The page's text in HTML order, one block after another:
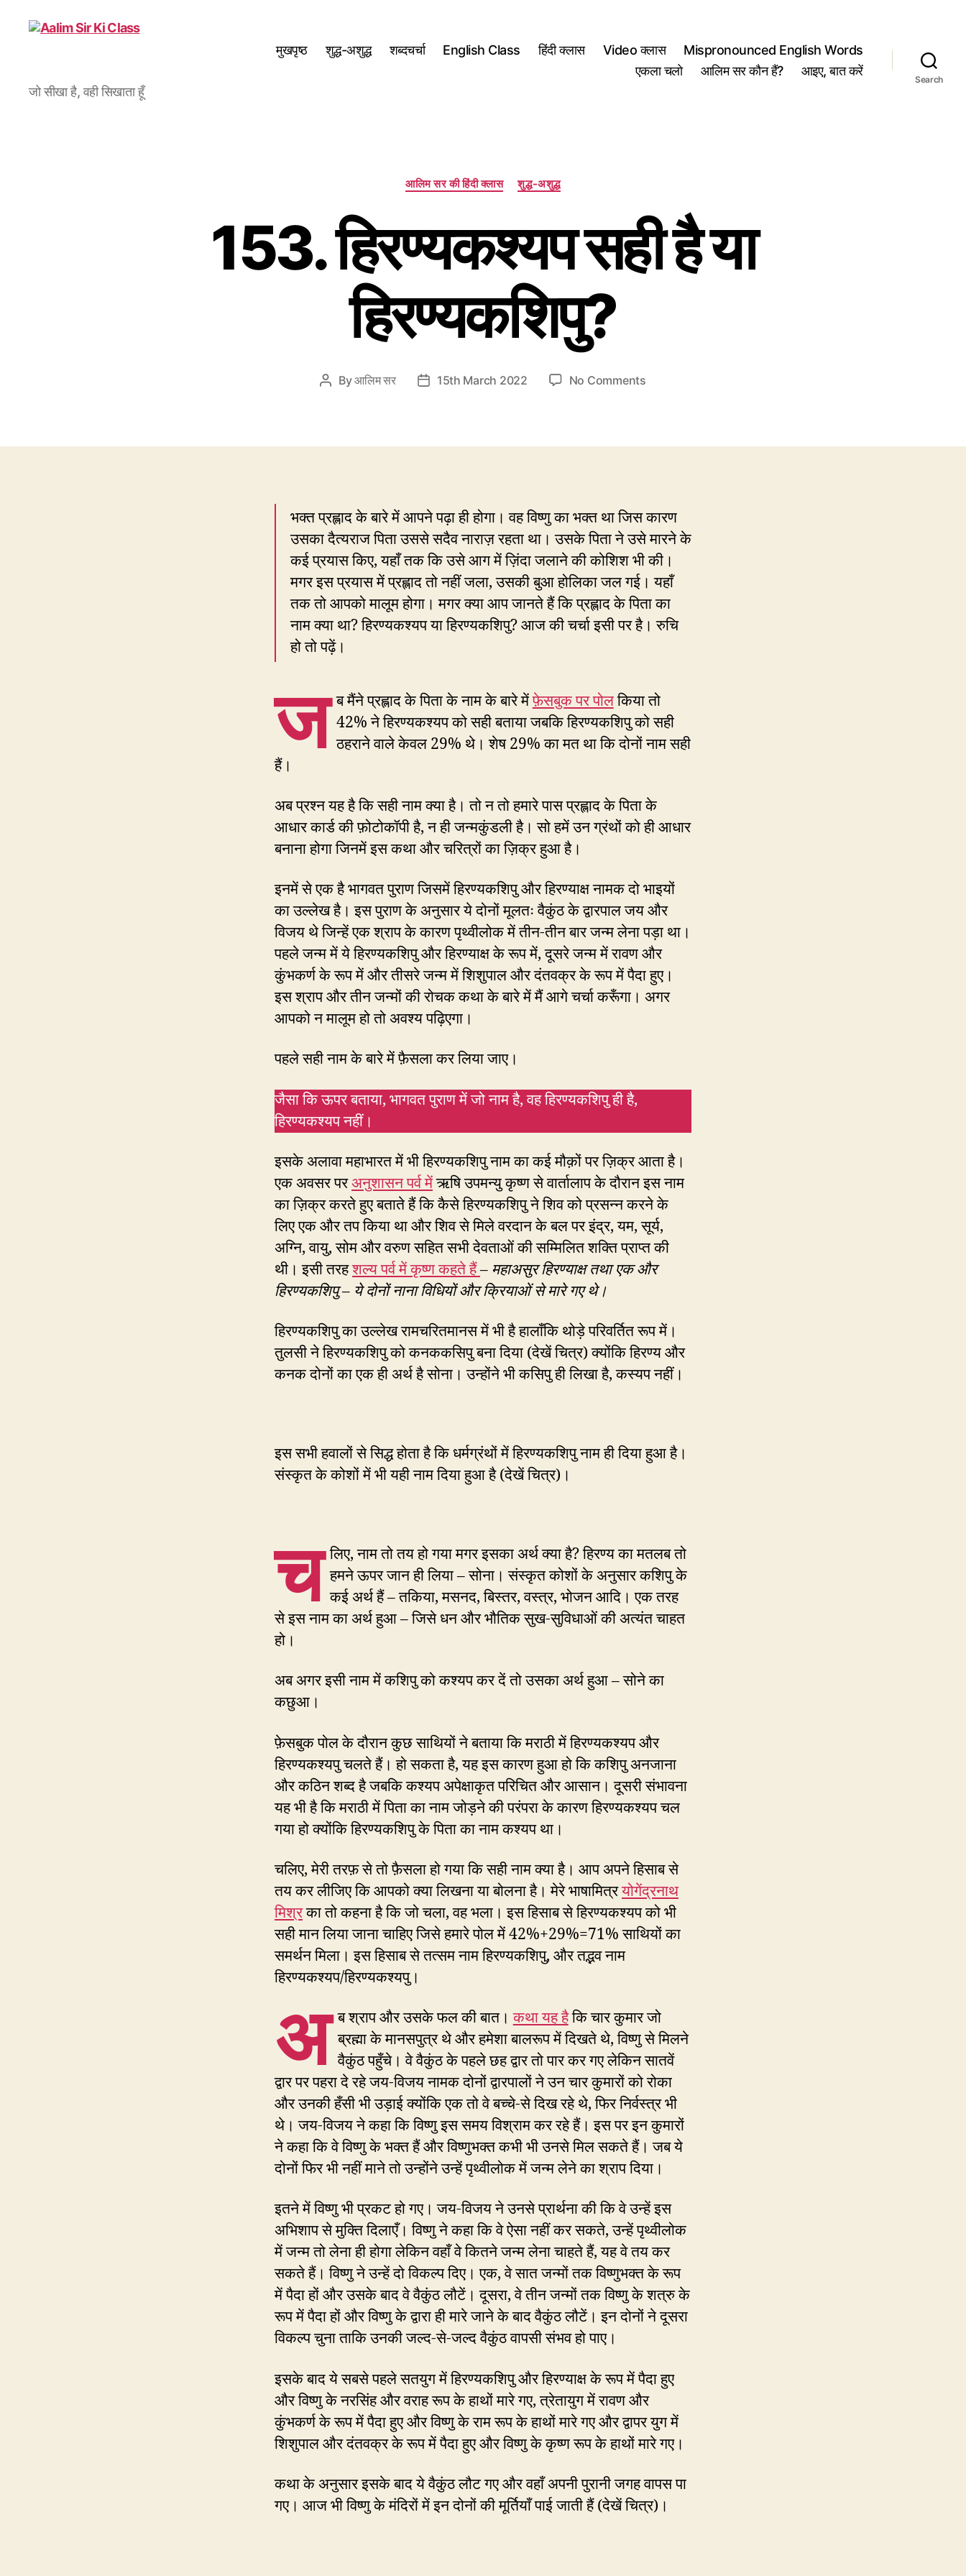
Aalim
Sir
जो सीखा है, वही सिखाता हूँ
मुखपृष्ठ शुद्ध-अशुद्ध शब्दचर्चा English Class हिंदी क्लास Video क्लास
Mispronounced English Words
एकला चलो
आलिम सर कौन हैं? आइए, बात करें
Search
Categories
आलिम सर की हिंदी क्लास शुद्ध-अशुद्ध
153. हिरण्यकश्यप सही है या
हिरण्यकशिपु?
Post
Byआलिम सर
Post15th March 2022 No Commentson
है
भक्त प्रह्लाद के बारे में आपने पढ़ा ही होगा। वह विष्णु का भक्त था जिस कारण
उसका दैत्यराज पिता उससे सदैव नाराज़ रहता था। उसके पिता ने उसे मारने के
कई प्रयास किए, यहाँ तक कि उसे आग में ज़िंदा जलाने की कोशिश भी की।
मगर इस प्रयास में प्रह्लाद तो नहीं जला, उसकी बुआ होलिका जल गई। यहाँ
तक तो आपको मालूम होगा। मगर क्या आप जानते हैं कि प्रह्लाद के पिता का
नाम क्या था? हिरण्यकश्यप या हिरण्यकशिपु? आज की चर्चा इसी पर है। रुचि
हो तो पढ़ें।
ज ब मैंने प्रह्लाद के पिता के नाम के बारे मेंफ़ेसबुक पर पोलकिया तो
42% ने हिरण्यकश्यप को सही बताया जबकि हिरण्यकशिपु को सही
ठहराने वाले केवल 29% थे। शेष 29% का मत था कि दोनों नाम सही
हैं।
अब प्रश्न यह है कि सही नाम क्या है। तो न तो हमारे पास प्रह्लाद के पिता के
आधार कार्ड की फ़ोटोकॉपी है, न ही जन्मकुंडली है। सो हमें उन ग्रंथों को ही आधार
बनाना होगा जिनमें इस कथा और चरित्रों का ज़िक्र हुआ है।
इनमें से एक है भागवत पुराण जिसमें हिरण्यकशिपु और हिरण्याक्ष नामक दो भाइयों
का उल्लेख है। इस पुराण के अनुसार ये दोनों मूलतः वैकुंठ के द्वारपाल जय और
विजय थे जिन्हें एक श्राप के कारण पृथ्वीलोक में तीन-तीन बार जन्म लेना पड़ा था।
पहले जन्म में ये हिरण्यकशिपु और हिरण्याक्ष के रूप में, दूसरे जन्म में रावण और
कुंभकर्ण के रूप में और तीसरे जन्म में शिशुपाल और दंतवक्र के रूप में पैदा हुए।
इस श्राप और तीन जन्मों की रोचक कथा के बारे में मैं आगे चर्चा करूँगा। अगर
आपको न मालूम हो तो अवश्य पढ़िएगा।
पहले सही नाम के बारे में फ़ैसला कर लिया जाए।
जैसा कि ऊपर बताया, भागवत पुराण में जो नाम है, वह हिरण्यकशिपु ही है,
हिरण्यकश्यप नहीं।
इसके अलावा महाभारत में भी हिरण्यकशिपु नाम का कई मौक़ों पर ज़िक्र आता है।
एक अवसर परअनुशासन पर्व मेंऋषि उपमन्यु कृष्ण से वार्तालाप के दौरान इस नाम
का ज़िक्र करते हुए बताते हैं कि कैसे हिरण्यकशिपु ने शिव को प्रसन्न करने के
लिए एक और तप किया था और शिव से मिले वरदान के बल पर इंद्र, यम, सूर्य,
अग्नि, वायु, सोम और वरुण सहित सभी देवताओं की सम्मिलित शक्ति प्राप्त की
थी। इसी तरहशल्य पर्व में कृष्ण कहते हैं– महाअसुर हिरण्याक्ष तथा एक और
हिरण्यकशिपु – ये दोनों नाना विधियों और क्रियाओं से मारे गए थे।
हिरण्यकशिपु का उल्लेख रामचरितमानस में भी है हालाँकि थोड़े परिवर्तित रूप में।
तुलसी ने हिरण्यकशिपु को कनककसिपु बना दिया (देखें चित्र) क्योंकि हिरण्य और
कनक दोनों का एक ही अर्थ है सोना। उन्होंने भी कसिपु ही लिखा है, कस्यप नहीं।
इस सभी हवालों से सिद्ध होता है कि धर्मग्रंथों में हिरण्यकशिपु नाम ही दिया हुआ है।
संस्कृत के कोशों में भी यही नाम दिया हुआ है (देखें चित्र)।
च लिए, नाम तो तय हो गया मगर इसका अर्थ क्या है? हिरण्य का मतलब तो
हमने ऊपर जान ही लिया – सोना। संस्कृत कोशों के अनुसार कशिपु के
कई अर्थ हैं – तकिया, मसनद, बिस्तर, वस्त्र, भोजन आदि। एक तरह
से इस नाम का अर्थ हुआ – जिसे धन और भौतिक सुख-सुविधाओं की अत्यंत चाहत
हो।
अब अगर इसी नाम में कशिपु को कश्यप कर दें तो उसका अर्थ हुआ – सोने का
कछुआ।
फ़ेसबुक पोल के दौरान कुछ साथियों ने बताया कि मराठी में हिरण्यकश्यप और
हिरण्यकश्यपु चलते हैं। हो सकता है, यह इस कारण हुआ हो कि कशिपु अनजाना
और कठिन शब्द है जबकि कश्यप अपेक्षाकृत परिचित और आसान। दूसरी संभावना
यह भी है कि मराठी में पिता का नाम जोड़ने की परंपरा के कारण हिरण्यकश्यप चल
गया हो क्योंकि हिरण्यकशिपु के पिता का नाम कश्यप था।
चलिए, मेरी तरफ़ से तो फ़ैसला हो गया कि सही नाम क्या है। आप अपने हिसाब से
तय कर लीजिए कि आपको क्या लिखना या बोलना है। मेरे भाषामित्रयोगेंद्रनाथ
मिश्रका तो कहना है कि जो चला, वह भला। इस हिसाब से हिरण्यकश्यप को भी
सही मान लिया जाना चाहिए जिसे हमारे पोल में 42%+29%=71% साथियों का
समर्थन मिला। इस हिसाब से तत्सम नाम हिरण्यकशिपु, और तद्भव नाम
हिरण्यकश्यप/हिरण्यकश्यपु।
अ ब श्राप और उसके फल की बात।कथा यह हैकि चार कुमार जो
ब्रह्मा के मानसपुत्र थे और हमेशा बालरूप में दिखते थे, विष्णु से मिलने
वैकुंठ पहुँचे। वे वैकुंठ के पहले छह द्वार तो पार कर गए लेकिन सातवें
द्वार पर पहरा दे रहे जय-विजय नामक दोनों द्वारपालों ने उन चार कुमारों को रोका
और उनकी हँसी भी उड़ाई क्योंकि एक तो वे बच्चे-से दिख रहे थे, फिर निर्वस्त्र भी
थे। जय-विजय ने कहा कि विष्णु इस समय विश्राम कर रहे हैं। इस पर इन कुमारों
ने कहा कि वे विष्णु के भक्त हैं और विष्णुभक्त कभी भी उनसे मिल सकते हैं। जब ये
दोनों फिर भी नहीं माने तो उन्होंने उन्हें पृथ्वीलोक में जन्म लेने का श्राप दिया।
इतने में विष्णु भी प्रकट हो गए। जय-विजय ने उनसे प्रार्थना की कि वे उन्हें इस
अभिशाप से मुक्ति दिलाएँ। विष्णु ने कहा कि वे ऐसा नहीं कर सकते, उन्हें पृथ्वीलोक
में जन्म तो लेना ही होगा लेकिन वहाँ वे कितने जन्म लेना चाहते हैं, यह वे तय कर
सकते हैं। विष्णु ने उन्हें दो विकल्प दिए। एक, वे सात जन्मों तक विष्णुभक्त के रूप
में पैदा हों और उसके बाद वे वैकुंठ लौटें। दूसरा, वे तीन जन्मों तक विष्णु के शत्रु के
रूप में पैदा हों और विष्णु के द्वारा ही मारे जाने के बाद वैकुंठ लौटें। इन दोनों ने दूसरा
विकल्प चुना ताकि उनकी जल्द-से-जल्द वैकुंठ वापसी संभव हो पाए।
इसके बाद ये सबसे पहले सतयुग में हिरण्यकशिपु और हिरण्याक्ष के रूप में पैदा हुए
और विष्णु के नरसिंह और वराह रूप के हाथों मारे गए, त्रेतायुग में रावण और
कुंभकर्ण के रूप में पैदा हुए और विष्णु के राम रूप के हाथों मारे गए और द्वापर युग में
शिशुपाल और दंतवक्र के रूप में पैदा हुए और विष्णु के कृष्ण रूप के हाथों मारे गए।
कथा के अनुसार इसके बाद ये वैकुंठ लौट गए और वहाँ अपनी पुरानी जगह वापस पा
गए। आज भी विष्णु के मंदिरों में इन दोनों की मूर्तियाँ पाई जाती हैं (देखें चित्र)।